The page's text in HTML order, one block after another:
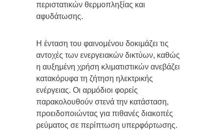
περιστατικών θερμοπληξίας και
αφυδάτωσης.
Η ένταση του φαινομένου δοκιμάζει τις
αντοχές των ενεργειακών δικτύων, καθώς
η αυξημένη χρήση κλιματιστικών ανεβάζει
κατακόρυφα τη ζήτηση ηλεκτρικής
ενέργειας. Οι αρμόδιοι φορείς
παρακολουθούν στενά την κατάσταση,
προειδοποιώντας για πιθανές διακοπές
ρεύματος σε περίπτωση υπερφόρτωσης.